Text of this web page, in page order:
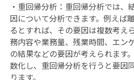
・重回帰分析：重回帰分析では、
因について分析できます。例えば
るとすれば、その要因は複数考え
務内容や業務量、残業時間、エン
の結果などの要因が考えられます
数化し、重回帰分析を行うと要因
ります。